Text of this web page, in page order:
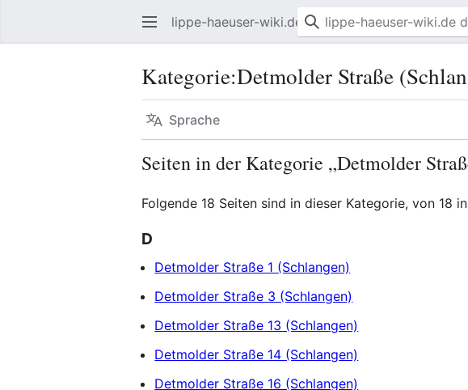
lippe-haeuser-wiki.de
Kategorie:Detmolder Straße
Sprache
Seiten in der Kategorie „Detmolder
Folgende 18 Seiten sind in dieser Kategorie, von 18
D
Detmolder Straße 1 (Schlangen)
Detmolder Straße 3 (Schlangen)
Detmolder Straße 13 (Schlangen)
Detmolder Straße 14 (Schlangen)
Detmolder Straße 16 (Schlangen)